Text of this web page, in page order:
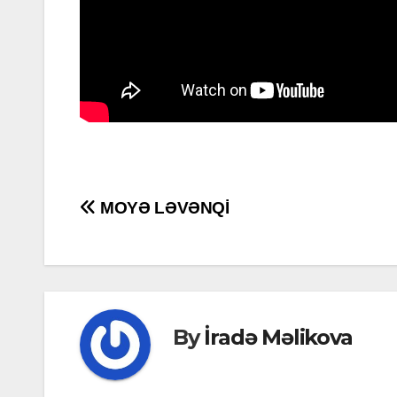
Post
MOYƏ LƏVƏNQİ
Byİradə Məlikova